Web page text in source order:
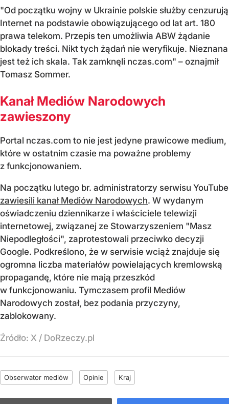
"Od początku wojny w Ukrainie polskie służby cenzurują
Internet na podstawie obowiązującego od lat art. 180
prawa telekom. Przepis ten umożliwia ABW żądanie
blokady treści. Nikt tych żądań nie weryfikuje. Nieznana
jest też ich skala. Tak zamknęli nczas.com" – oznajmił
Tomasz Sommer.
Kanał Mediów Narodowych
zawieszony
Portal nczas.com to nie jest jedyne prawicowe medium,
które w ostatnim czasie ma poważne problemy
z funkcjonowaniem.
Na początku lutego br. administratorzy serwisu YouTube
zawiesili kanał Mediów Narodowych. W wydanym
oświadczeniu dziennikarze i właściciele telewizji
internetowej, związanej ze Stowarzyszeniem "Masz
Niepodległości", zaprotestowali przeciwko decyzji
Google. Podkreślono, że w serwisie wciąż znajduje się
ogromna liczba materiałów powielających kremlowską
propagandę, które nie mają przeszkód
w funkcjonowaniu. Tymczasem profil Mediów
Narodowych został, bez podania przyczyny,
zablokowany.
Źródło: X / DoRzeczy.pl
Obserwator mediów Opinie Kraj